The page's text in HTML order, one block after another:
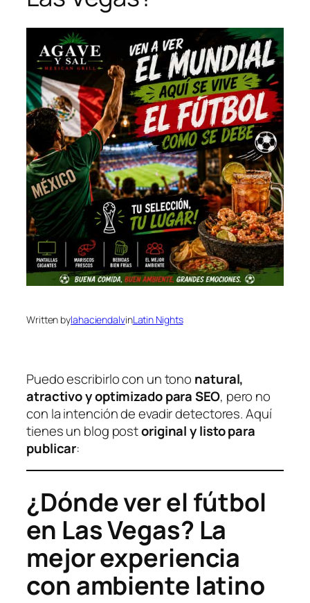
Written bylahaciendalvinLatin Nights
Puedo escribirlo con un tono natural,
atractivo y optimizado para SEO, pero no
con la intención de evadir detectores. Aquí
tienes un blog postoriginal y listo para
publicar:
¿Dónde ver el fútbol
en Las Vegas? La
mejor experiencia
con ambiente latino